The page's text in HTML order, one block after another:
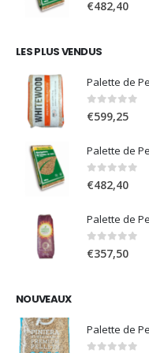
€482,40
LES PLUS VENDUS
Palette de
0sur 5
€599,25
Palette de
0sur 5
€482,40
Palette de
0sur 5
€357,50
NOUVEAUX
Palette de